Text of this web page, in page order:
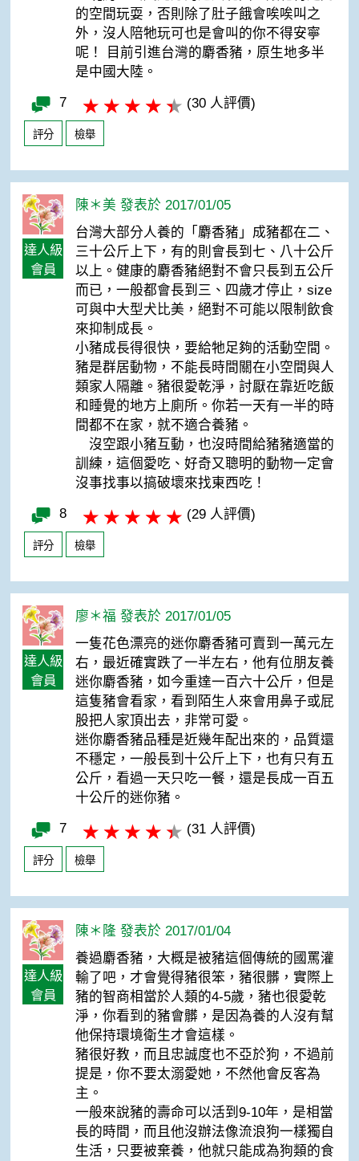
的空間玩耍，否則除了肚子餓會唉唉叫之
外，沒人陪牠玩可也是會叫的你不得安寧
呢！ 目前引進台灣的麝香豬，原生地多半
是中國大陸。
7 (30 人評價)
評分 檢舉
達人級
會員
陳＊美 發表於 2017/01/05
台灣大部分人養的「麝香豬」成豬都在二、
三十公斤上下，有的則會長到七、八十公斤
以上。健康的麝香豬絕對不會只長到五公斤
而已，一般都會長到三、四歲才停止，size
可與中大型犬比美，絕對不可能以限制飲食
來抑制成長。
小豬成長得很快，要給牠足夠的活動空間。
豬是群居動物，不能長時間關在小空間與人
類家人隔離。豬很愛乾淨，討厭在靠近吃飯
和睡覺的地方上廁所。你若一天有一半的時
間都不在家，就不適合養豬。
沒空跟小豬互動，也沒時間給豬豬適當的
訓練，這個愛吃、好奇又聰明的動物一定會
沒事找事以搞破壞來找東西吃！
8 (29 人評價)
評分 檢舉
達人級
會員
廖＊福 發表於 2017/01/05
一隻花色漂亮的迷你麝香豬可賣到一萬元左
右，最近確實跌了一半左右，他有位朋友養
迷你麝香豬，如今重達一百六十公斤，但是
這隻豬會看家，看到陌生人來會用鼻子或屁
股把人家頂出去，非常可愛。
迷你麝香豬品種是近幾年配出來的，品質還
不穩定，一般長到十公斤上下，也有只有五
公斤，看過一天只吃一餐，還是長成一百五
十公斤的迷你豬。
7 (31 人評價)
評分 檢舉
達人級
會員
陳＊隆 發表於 2017/01/04
養過麝香豬，大概是被豬這個傳統的國罵灌
輸了吧，才會覺得豬很笨，豬很髒，實際上
豬的智商相當於人類的4-5歲，豬也很愛乾
淨，你看到的豬會髒，是因為養的人沒有幫
他保持環境衛生才會這樣。
豬很好教，而且忠誠度也不亞於狗，不過前
提是，你不要太溺愛她，不然他會反客為
主。
一般來說豬的壽命可以活到9-10年，是相當
長的時間，而且他沒辦法像流浪狗一樣獨自
生活，只要被棄養，他就只能成為狗類的食